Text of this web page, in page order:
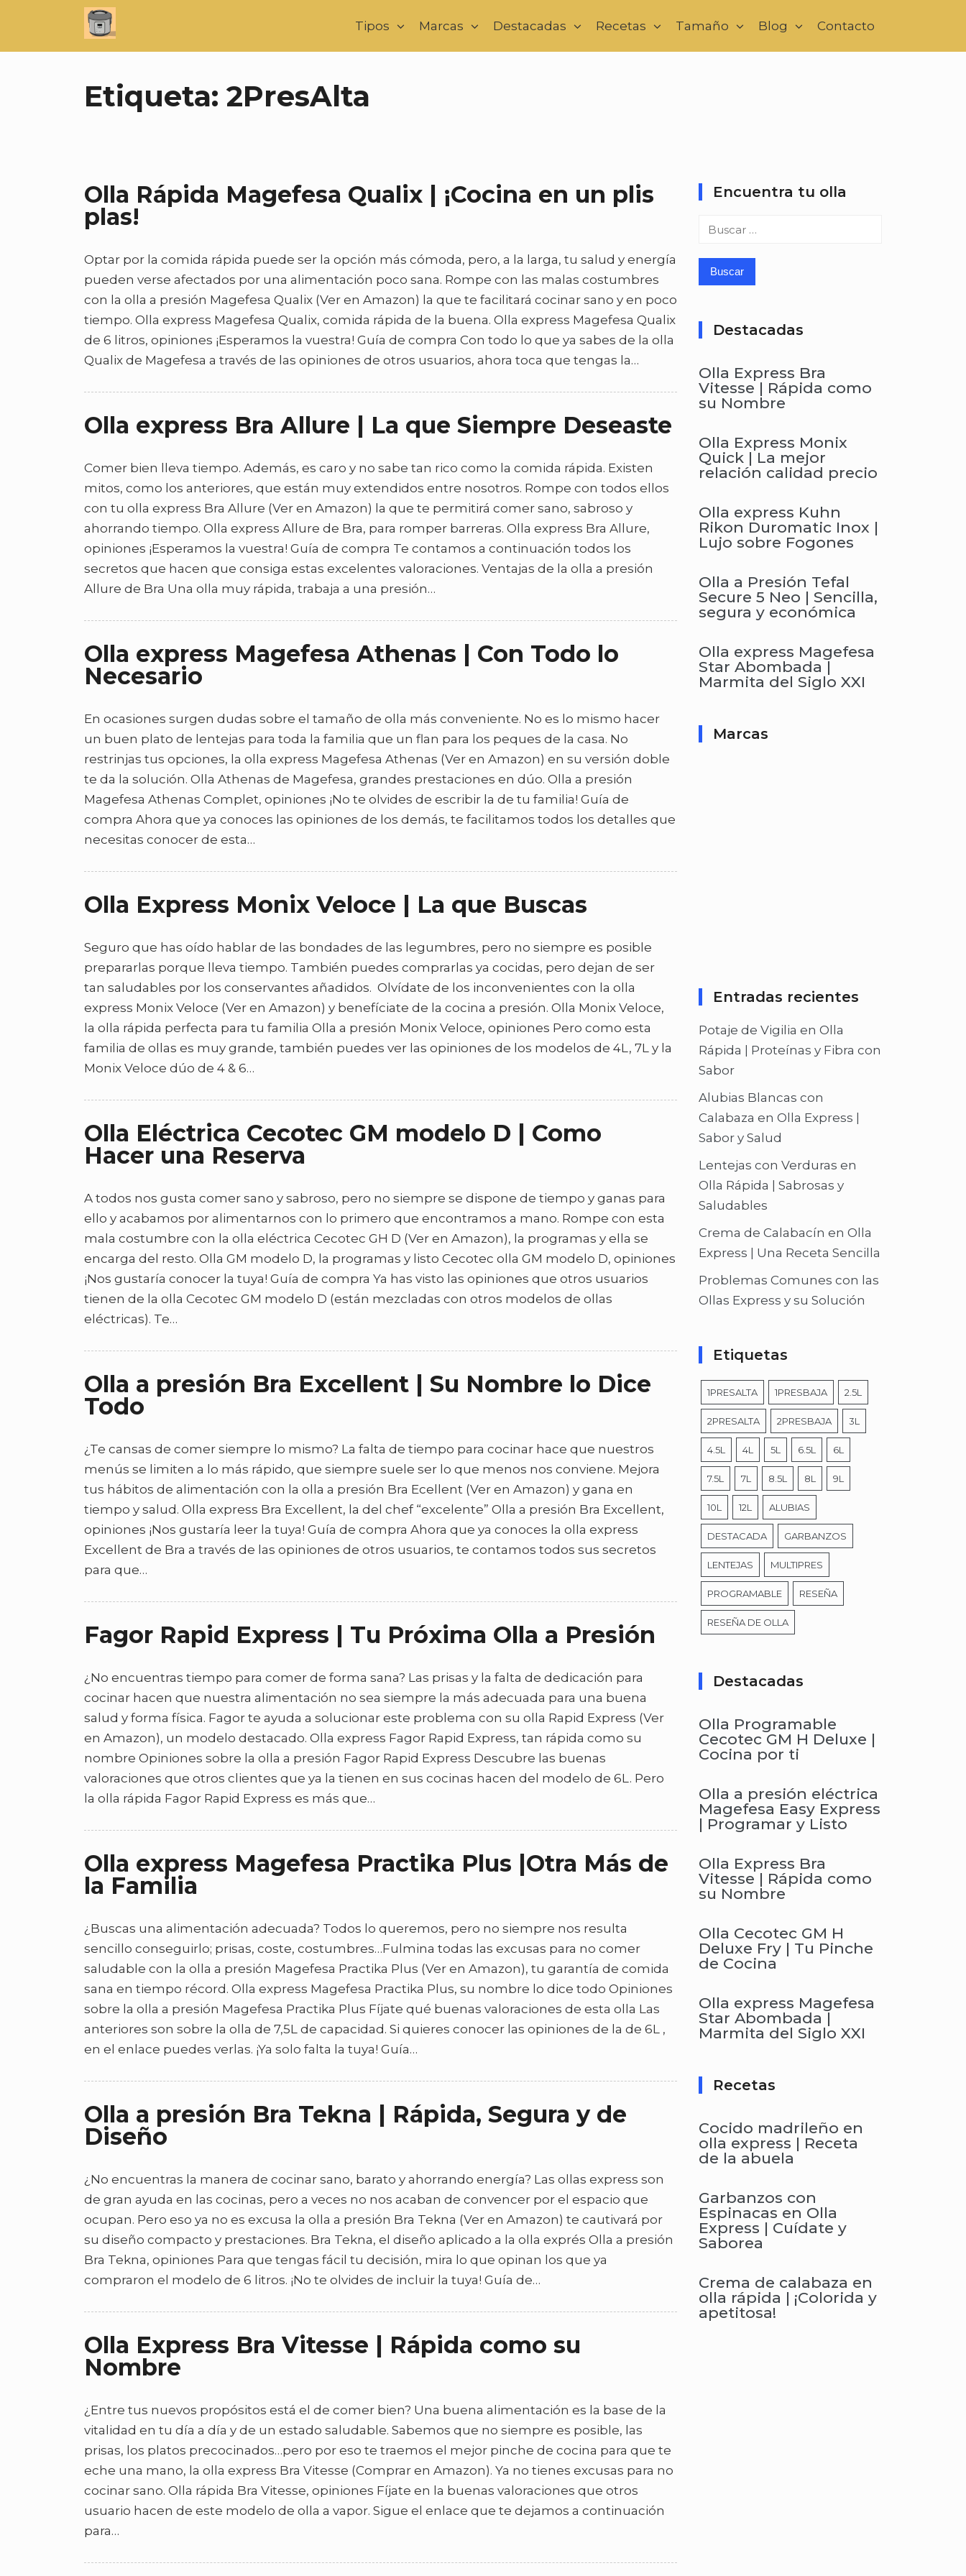
contenido
Tipos Marcas Destacadas Recetas Tamaño Blog Contacto
Etiqueta: 2PresAlta
Olla Rápida Magefesa Qualix | ¡Cocina en un plis
plas!
Optar por la comida rápida puede ser la opción más cómoda, pero, a la larga, tu salud y energía
pueden verse afectados por una alimentación poco sana. Rompe con las malas costumbres
con la olla a presión Magefesa Qualix (Ver en Amazon) la que te facilitará cocinar sano y en poco
tiempo. Olla express Magefesa Qualix, comida rápida de la buena. Olla express Magefesa Qualix
de 6 litros, opiniones ¡Esperamos la vuestra! Guía de compra Con todo lo que ya sabes de la olla
Qualix de Magefesa a través de las opiniones de otros usuarios, ahora toca que tengas la…
Olla express Bra Allure | La que Siempre Deseaste
Comer bien lleva tiempo. Además, es caro y no sabe tan rico como la comida rápida. Existen
mitos, como los anteriores, que están muy extendidos entre nosotros. Rompe con todos ellos
con tu olla express Bra Allure (Ver en Amazon) la que te permitirá comer sano, sabroso y
ahorrando tiempo. Olla express Allure de Bra, para romper barreras. Olla express Bra Allure,
opiniones ¡Esperamos la vuestra! Guía de compra Te contamos a continuación todos los
secretos que hacen que consiga estas excelentes valoraciones. Ventajas de la olla a presión
Allure de Bra Una olla muy rápida, trabaja a una presión…
Olla express Magefesa Athenas | Con Todo lo
Necesario
En ocasiones surgen dudas sobre el tamaño de olla más conveniente. No es lo mismo hacer
un buen plato de lentejas para toda la familia que un flan para los peques de la casa. No
restrinjas tus opciones, la olla express Magefesa Athenas (Ver en Amazon) en su versión doble
te da la solución. Olla Athenas de Magefesa, grandes prestaciones en dúo. Olla a presión
Magefesa Athenas Complet, opiniones ¡No te olvides de escribir la de tu familia! Guía de
compra Ahora que ya conoces las opiniones de los demás, te facilitamos todos los detalles que
necesitas conocer de esta…
Olla Express Monix Veloce | La que Buscas
Seguro que has oído hablar de las bondades de las legumbres, pero no siempre es posible
prepararlas porque lleva tiempo. También puedes comprarlas ya cocidas, pero dejan de ser
tan saludables por los conservantes añadidos. Olvídate de los inconvenientes con la olla
express Monix Veloce (Ver en Amazon) y benefíciate de la cocina a presión. Olla Monix Veloce,
la olla rápida perfecta para tu familia Olla a presión Monix Veloce, opiniones Pero como esta
familia de ollas es muy grande, también puedes ver las opiniones de los modelos de 4L, 7L y la
Monix Veloce dúo de 4 & 6…
Olla Eléctrica Cecotec GM modelo D | Como
Hacer una Reserva
A todos nos gusta comer sano y sabroso, pero no siempre se dispone de tiempo y ganas para
ello y acabamos por alimentarnos con lo primero que encontramos a mano. Rompe con esta
mala costumbre con la olla eléctrica Cecotec GH D (Ver en Amazon), la programas y ella se
encarga del resto. Olla GM modelo D, la programas y listo Cecotec olla GM modelo D, opiniones
¡Nos gustaría conocer la tuya! Guía de compra Ya has visto las opiniones que otros usuarios
tienen de la olla Cecotec GM modelo D (están mezcladas con otros modelos de ollas
eléctricas). Te…
Olla a presión Bra Excellent | Su Nombre lo Dice
Todo
¿Te cansas de comer siempre lo mismo? La falta de tiempo para cocinar hace que nuestros
menús se limiten a lo más rápido, que siempre suele ser lo que menos nos conviene. Mejora
tus hábitos de alimentación con la olla a presión Bra Ecellent (Ver en Amazon) y gana en
tiempo y salud. Olla express Bra Excellent, la del chef “excelente” Olla a presión Bra Excellent,
opiniones ¡Nos gustaría leer la tuya! Guía de compra Ahora que ya conoces la olla express
Excellent de Bra a través de las opiniones de otros usuarios, te contamos todos sus secretos
para que…
Fagor Rapid Express | Tu Próxima Olla a Presión
¿No encuentras tiempo para comer de forma sana? Las prisas y la falta de dedicación para
cocinar hacen que nuestra alimentación no sea siempre la más adecuada para una buena
salud y forma física. Fagor te ayuda a solucionar este problema con su olla Rapid Express (Ver
en Amazon), un modelo destacado. Olla express Fagor Rapid Express, tan rápida como su
nombre Opiniones sobre la olla a presión Fagor Rapid Express Descubre las buenas
valoraciones que otros clientes que ya la tienen en sus cocinas hacen del modelo de 6L. Pero
la olla rápida Fagor Rapid Express es más que…
Olla express Magefesa Practika Plus |Otra Más de
la Familia
¿Buscas una alimentación adecuada? Todos lo queremos, pero no siempre nos resulta
sencillo conseguirlo; prisas, coste, costumbres…Fulmina todas las excusas para no comer
saludable con la olla a presión Magefesa Practika Plus (Ver en Amazon), tu garantía de comida
sana en tiempo récord. Olla express Magefesa Practika Plus, su nombre lo dice todo Opiniones
sobre la olla a presión Magefesa Practika Plus Fíjate qué buenas valoraciones de esta olla Las
anteriores son sobre la olla de 7,5L de capacidad. Si quieres conocer las opiniones de la de 6L ,
en el enlace puedes verlas. ¡Ya solo falta la tuya! Guía…
Olla a presión Bra Tekna | Rápida, Segura y de
Diseño
¿No encuentras la manera de cocinar sano, barato y ahorrando energía? Las ollas express son
de gran ayuda en las cocinas, pero a veces no nos acaban de convencer por el espacio que
ocupan. Pero eso ya no es excusa la olla a presión Bra Tekna (Ver en Amazon) te cautivará por
su diseño compacto y prestaciones. Bra Tekna, el diseño aplicado a la olla exprés Olla a presión
Bra Tekna, opiniones Para que tengas fácil tu decisión, mira lo que opinan los que ya
compraron el modelo de 6 litros. ¡No te olvides de incluir la tuya! Guía de…
Olla Express Bra Vitesse | Rápida como su
Nombre
¿Entre tus nuevos propósitos está el de comer bien? Una buena alimentación es la base de la
vitalidad en tu día a día y de un estado saludable. Sabemos que no siempre es posible, las
prisas, los platos precocinados…pero por eso te traemos el mejor pinche de cocina para que te
eche una mano, la olla express Bra Vitesse (Comprar en Amazon). Ya no tienes excusas para no
cocinar sano. Olla rápida Bra Vitesse, opiniones Fíjate en la buenas valoraciones que otros
usuario hacen de este modelo de olla a vapor. Sigue el enlace que te dejamos a continuación
para…
Encuentra tu olla
Buscar:
Destacadas
Olla Express Bra
Vitesse | Rápida como
su Nombre
Olla Express Monix
Quick | La mejor
relación calidad precio
Olla express Kuhn
Rikon Duromatic Inox |
Lujo sobre Fogones
Olla a Presión Tefal
Secure 5 Neo | Sencilla,
segura y económica
Olla express Magefesa
Star Abombada |
Marmita del Siglo XXI
Marcas
Entradas recientes
Potaje de Vigilia en Olla
Rápida | Proteínas y Fibra con
Sabor
Alubias Blancas con
Calabaza en Olla Express |
Sabor y Salud
Lentejas con Verduras en
Olla Rápida | Sabrosas y
Saludables
Crema de Calabacín en Olla
Express | Una Receta Sencilla
Problemas Comunes con las
Ollas Express y su Solución
Etiquetas
1PRESALTA 1PRESBAJA 2.5L
2PRESALTA 2PRESBAJA 3L
4.5L 4L 5L 6.5L 6L
7.5L 7L 8.5L 8L 9L
10L 12L ALUBIAS
DESTACADA GARBANZOS
LENTEJAS MULTIPRES
PROGRAMABLE RESEÑA
RESEÑA DE OLLA
Destacadas
Olla Programable
Cecotec GM H Deluxe |
Cocina por ti
Olla a presión eléctrica
Magefesa Easy Express
| Programar y Listo
Olla Express Bra
Vitesse | Rápida como
su Nombre
Olla Cecotec GM H
Deluxe Fry | Tu Pinche
de Cocina
Olla express Magefesa
Star Abombada |
Marmita del Siglo XXI
Recetas
Cocido madrileño en
olla express | Receta
de la abuela
Garbanzos con
Espinacas en Olla
Express | Cuídate y
Saborea
Crema de calabaza en
olla rápida | ¡Colorida y
apetitosa!